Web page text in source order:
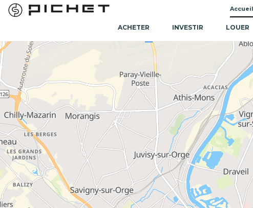
Accueil
ACHETER INVESTIR LOUER
Accueil Programme immobilier neuf Île-
Programme immobilier neuf Villejuif (94800)
Acheter unprogramme immobilier neuf à Villejuif
secteur en pleine transformation. Portée par
l’Institut Gustave Roussy et l’hôpital Paul-Brousse,
santé. Pour étendre votre recherche à d’autres
Pichet vous accompagne dans votre recherche
investissement locatif.